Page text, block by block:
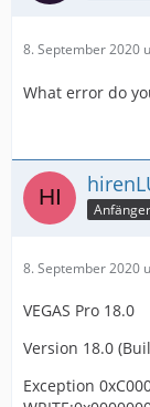
8. September 2020
What error do
Anfänger
8. September 2020
VEGAS Pro 18.0
Version 18.0
Exception